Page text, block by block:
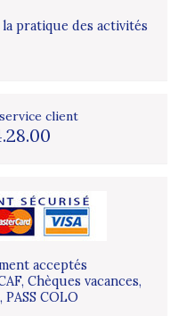
pratique des activités
client
acceptés
Chèques vacances,
COLO